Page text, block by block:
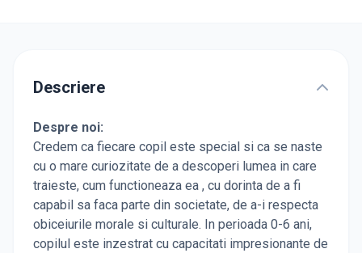
Descriere
Despre noi:
Credem ca fiecare copil este special si ca se naste
cu o mare curiozitate de a descoperi lumea in care
traieste, cum functioneaza ea , cu dorinta de a fi
capabil sa faca parte din societate, de a-i respecta
obiceiurile morale si culturale. In perioada 0-6 ani,
copilul este inzestrat cu capacitati impresionante de